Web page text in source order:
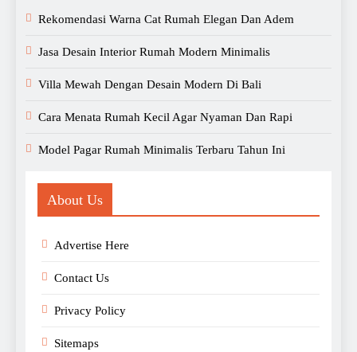
Rekomendasi Warna Cat Rumah Elegan Dan Adem
Jasa Desain Interior Rumah Modern Minimalis
Villa Mewah Dengan Desain Modern Di Bali
Cara Menata Rumah Kecil Agar Nyaman Dan Rapi
Model Pagar Rumah Minimalis Terbaru Tahun Ini
About Us
Advertise Here
Contact Us
Privacy Policy
Sitemaps